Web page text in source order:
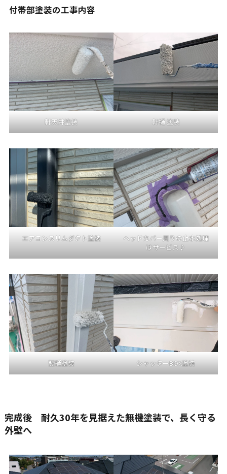
付帯部塗装の工事内容
軒天井塗装 軒樋 塗装
エアコンスリムダクト塗装
ヘッドカバー周りの止水処理
はサービス♪
竪樋塗装 シャッターBOX塗装
完成後 耐久30年を見据えた無機塗装で、長く守る
外壁へ